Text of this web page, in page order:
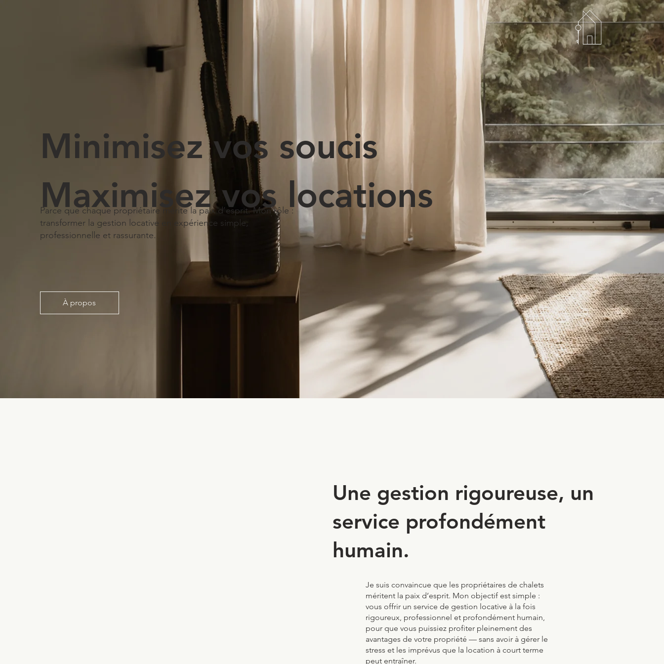
Minimisez vos soucis
Maximisez vos locations
Parce que chaque propriétaire mérite la paix d’esprit. Mon rôle :
transformer la gestion locative en expérience simple,
professionnelle et rassurante.
À propos
Une gestion rigoureuse, un
service profondément
humain.
Je suis convaincue que les propriétaires de chalets
méritent la paix d’esprit. Mon objectif est simple :
vous offrir un service de gestion locative à la fois
rigoureux, professionnel et profondément humain,
pour que vous puissiez profiter pleinement des
avantages de votre propriété — sans avoir à gérer le
stress et les imprévus que la location à court terme
peut entraîner.